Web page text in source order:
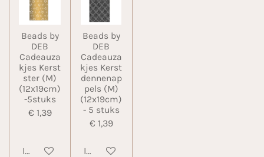
Beads by
DEB
Cadeauza
kjes Kerst
ster (M)
(12x19cm)
-5stuks
€ 1,39
In winkelwagen
Beads by
DEB
Cadeauza
kjes Kerst
dennenap
pels (M)
(12x19cm)
- 5 stuks
€ 1,39
In winkelwagen